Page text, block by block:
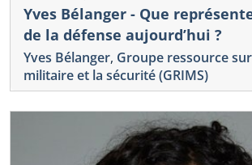
Yves Bélanger - Que
de la défense aujourd’hui ?
Yves Bélanger, Groupe ressource
militaire et la sécurité (GRIMS)